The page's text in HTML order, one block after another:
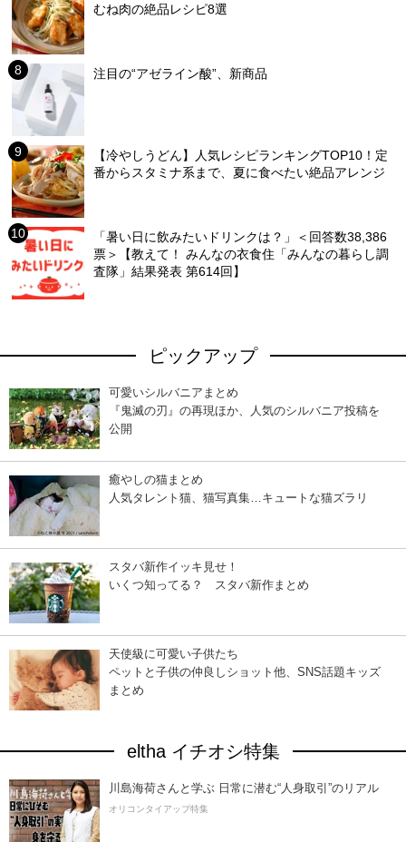
むね肉の絶品レシピ8選
注目の“アゼライン酸”、新商品
【冷やしうどん】人気レシピランキングTOP10！定
番からスタミナ系まで、夏に食べたい絶品アレンジ
「暑い日に飲みたいドリンクは？」＜回答数38,386
票＞【教えて！ みんなの衣食住「みんなの暮らし調
査隊」結果発表 第614回】
ピックアップ
可愛いシルバニアまとめ
『鬼滅の刃』の再現ほか、人気のシルバニア投稿を
公開
癒やしの猫まとめ
人気タレント猫、猫写真集…キュートな猫ズラリ
スタバ新作イッキ見せ！
いくつ知ってる？ スタバ新作まとめ
天使級に可愛い子供たち
ペットと子供の仲良しショット他、SNS話題キッズ
まとめ
eltha イチオシ特集
川島海荷さんと学ぶ 日常に潜む“人身取引”のリアル
オリコンタイアップ特集